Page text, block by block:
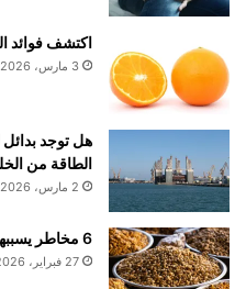
اكتشف فوائد
3 مارس، 2026
هل توجد بدائل
الطاقة من
2 مارس، 2026
6 مخاطر يسببها تناول الحلبة بكثرة لا تتوقعها
27 فبراير، 2026